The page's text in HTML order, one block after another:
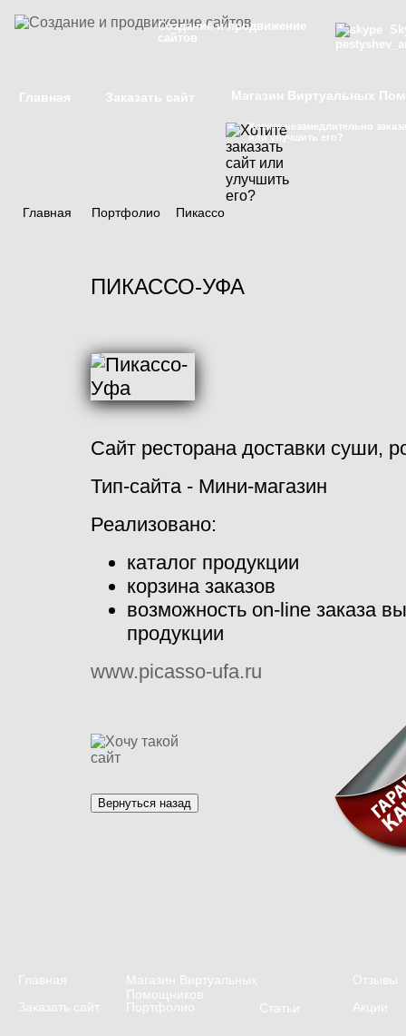
Создание и продвижение
сайтов
Главная Заказать сайт Магазин Виртуальных
Хотите незамедлительно
или улучшить его?
Главная Портфолио Пикассо
ПИКАССО-УФА
Сайт ресторана доставки суши,
Тип-сайта - Мини-магазин
Реализовано:
каталог продукции
корзина заказов
возможность on-line заказа
продукции
www.picasso-ufa.ru
Главная
Магазин Виртуальных
Помощников
Отзывы
Заказать сайт
Портфолио Акции
Статьи